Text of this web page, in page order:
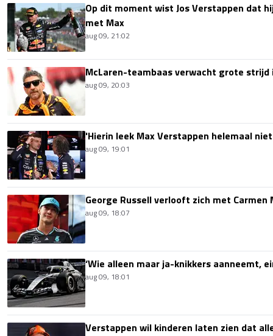
Op dit moment wist Jos Verstappen dat
met Max
aug 09, 21:02
McLaren-teambaas verwacht grote
aug 09, 20:03
'Hierin leek Max Verstappen helemaal
aug 09, 19:01
George Russell verlooft zich met Carmen
aug 09, 18:07
‘Wie alleen maar ja-knikkers aanneemt,
aug 09, 18:01
Verstappen wil kinderen laten zien dat